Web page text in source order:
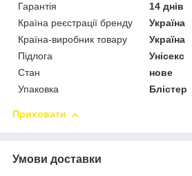
Гарантія
14 днів
Країна реєстрації бренду
Україна
Країна-виробник товару
Україна
Підлога
Унісекс
Стан
нове
Упаковка
Блістер
Приховати
Умови доставки